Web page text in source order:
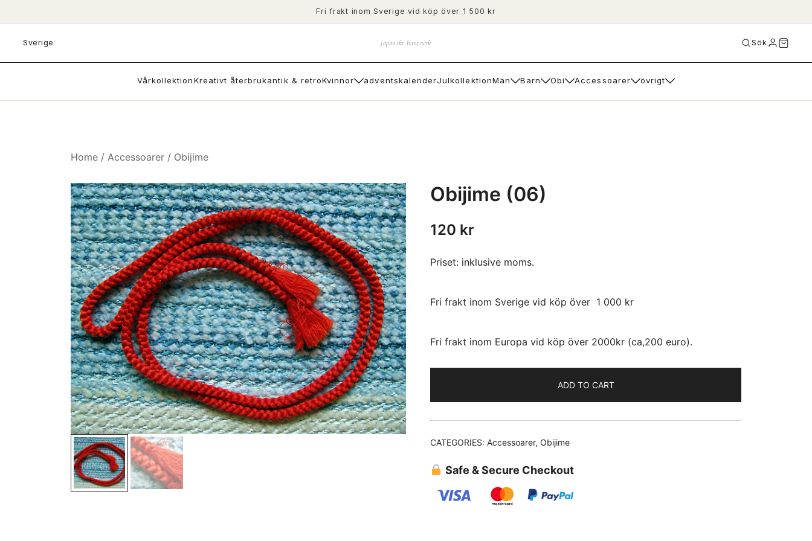
to
content
Fri frakt inom Sverige vid köp över 1 500 kr
Sverige japanskt hantverk Sök
VårkollektionKreativt återbrukantik & retroKvinnor adventskalenderJulkollektionMän Barn Obi Accessoarer övrigt
Home / Accessoarer / Obijime
Obijime (06)
120 kr
Priset: inklusive moms.
Fri frakt inom Sverige vid köp över 1 000 kr
Fri frakt inom Europa vid köp över 2000kr (ca,200 euro).
ADD TO CART
CATEGORIES: Accessoarer, Obijime
Safe & Secure Checkout